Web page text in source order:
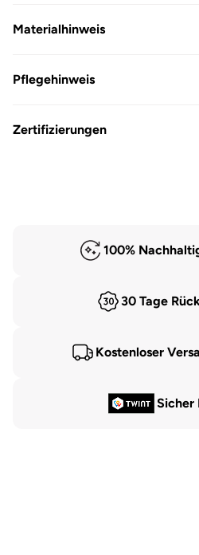
Materialhinweis
Pflegehinweis
Zertifizierungen
100%
30 Tage
Kostenloser
Sicher